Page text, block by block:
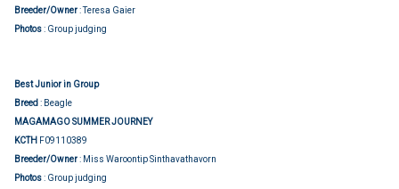
Breeder/Owner: Teresa Gaier
Photos: Group judging
Best Junior in Group
Breed : Beagle
MAGAMAGO SUMMER JOURNEY
KCTH F09110389
Breeder/Owner: Miss Waroontip Sinthavathavorn
Photos: Group judging